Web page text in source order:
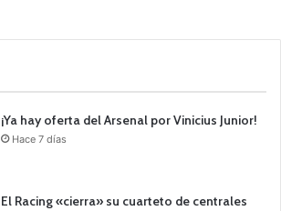
¡Ya hay oferta del Arsenal por Vinicius Junior!
Hace 7 días
El Racing «cierra» su cuarteto de centrales